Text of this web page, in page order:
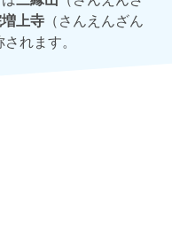
上寺 （さんえんざん
れます。